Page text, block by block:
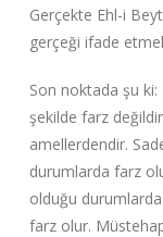
Gerçekte Ehl-i
gerçeği ifade
Son noktada şu
şekilde farz
amellerdendir.
durumlarda farz
olduğu
farz olur.